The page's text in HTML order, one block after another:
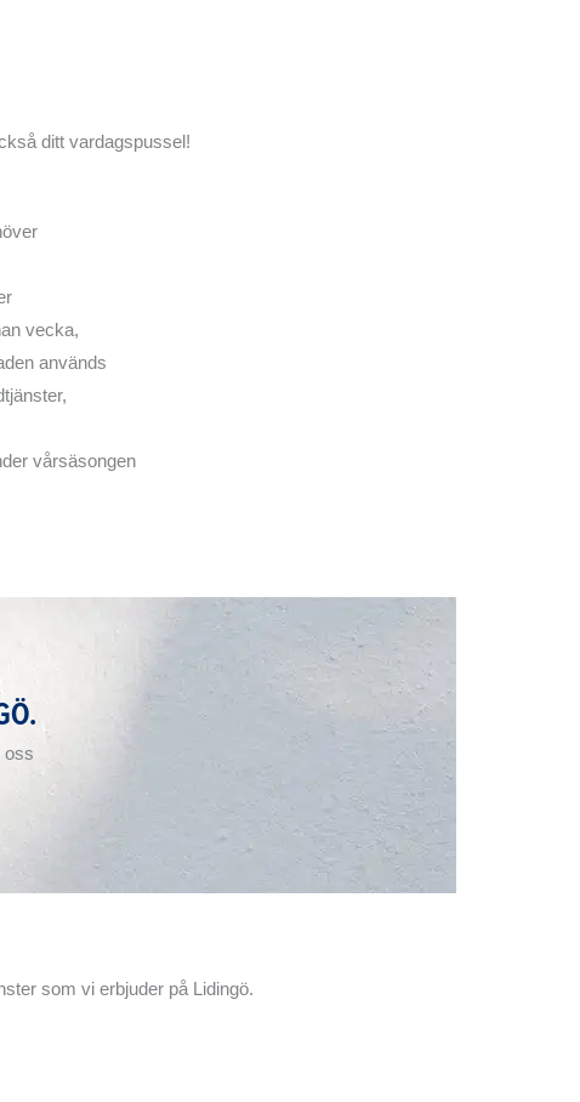
ditt vardagspussel!
vecka,
används
vårsäsongen
oss
som vi erbjuder på Lidingö.